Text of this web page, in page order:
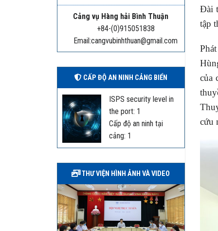
Cảng vụ Hàng hải Bình Thuận
+84-(0)915051838
Email:cangvubinhthuan@gmail.com
CẤP ĐỘ AN NINH CẢNG BIỂN
ISPS security level in
the port: 1
Cấp độ an ninh tại
cảng: 1
THƯ VIỆN HÌNH ẢNH VÀ VIDEO
Đài
tập
của
cứu